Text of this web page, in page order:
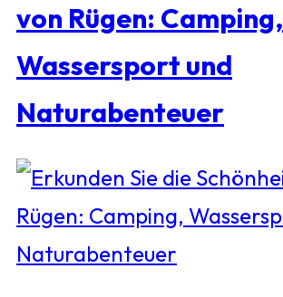
von Rügen: Camping,
Wassersport und
Naturabenteuer